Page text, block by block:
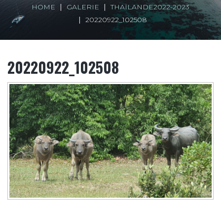
HOME GALERIE
THAÏLANDE2022-2023
20220922_102508
20220922_102508